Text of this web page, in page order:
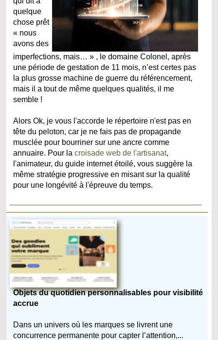
quelque
chose prêt
« nous
avons des
imperfections, mais… » , le domaine Colonel, après
une période de gestation de 11 mois, n’est certes pas
la plus grosse machine de guerre du référencement,
mais il a tout de même quelques qualités, il me
semble !
Alors Ok, je vous l'accorde le répertoire n'est pas en
tête du peloton, car je ne fais pas de propagande
musclée pour bourriner sur une ancre comme
annuaire. Pour lacroisade web de l'artisanat,
l'animateur, du guide internet étoilé, vous suggère la
même stratégie progressive en misant sur la qualité
pour une longévité à l'épreuve du temps.
Objets du quotidien personnalisables pour visibilité
accrue
Dans un univers où les marques se livrent une
concurrence permanente pour capter l’attention,...